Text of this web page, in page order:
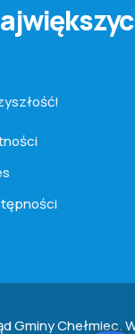
Gminy Chełmiec.